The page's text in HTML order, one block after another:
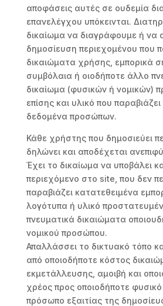
αποφάσεις αυτές σε ουδεμία
επανελέγχου υπόκεινται.
δικαίωμα να διαγράφουμε ή να
δημοσίευση περιεχομένου που
δικαιώματα χρήσης, εμπορικά
συμβόλαια ή οιοδήποτε άλλο
δικαίωμα (φυσικών ή νομικών)
επίσης και υλικό που
δεδομένα προσώπων.
Κάθε χρήστης που δημοσιεύει
δηλώνει και αποδέχεται
Έχει το δικαίωμα να υποβάλει
περιεχόμενο στο site, που δεν
παραβιάζει κατατεθειμένα
λογότυπα ή υλικό
πνευματικά δικαιώματα
νομικού προσώπου.
Απαλλάσσει το δικτυακό τόπο
από οποιοδήποτε κόστος
εκμετάλλευσης, αμοιβή και
χρέος προς οποιοδήποτε φυσικό
πρόσωπο εξαιτίας της